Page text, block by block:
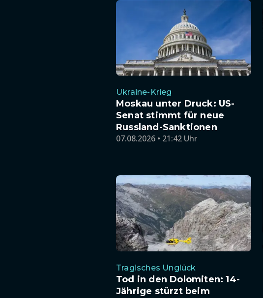
Ukraine-Krieg
Moskau unter Druck: US-
Senat stimmt für neue
Russland-Sanktionen
07.08.2026 • 21:42 Uhr
Tragisches Unglück
Tod in den Dolomiten: 14-
Jährige stürzt beim